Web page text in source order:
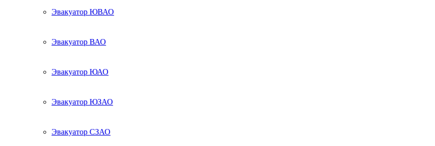
Эвакуатор ЮВАО
Эвакуатор ВАО
Эвакуатор ЮАО
Эвакуатор ЮЗАО
Эвакуатор СЗАО